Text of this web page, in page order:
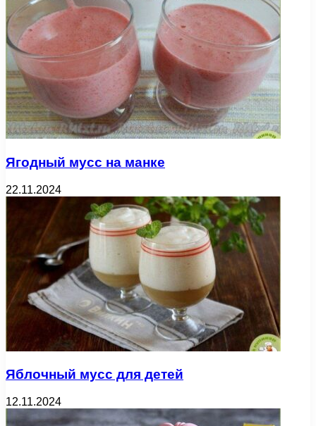
Ягодный мусс на манке
22.11.2024
Яблочный мусс для детей
12.11.2024